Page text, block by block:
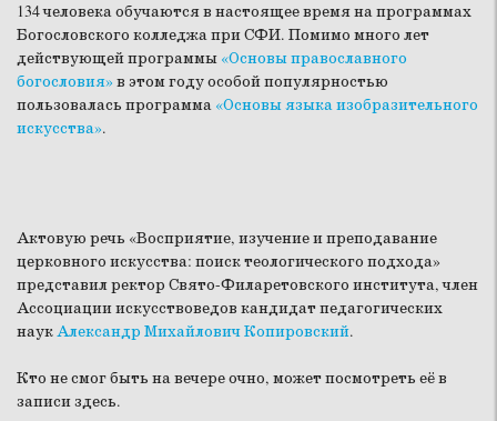
134 человека обучаются в настоящее время на программах
Богословского колледжа при СФИ. Помимо много лет
действующей программы «Основы православного
богословия» в этом году особой популярностью
пользовалась программа «Основы языка изобразительного
искусства».
Актовую речь «Восприятие, изучение и преподавание
церковного искусства: поиск теологического подхода»
представил ректор Свято-Филаретовского института, член
Ассоциации искусствоведов кандидат педагогических
наукАлександр Михайлович Копировский.
Кто не смог быть на вечере очно, может посмотреть её в
записи здесь.